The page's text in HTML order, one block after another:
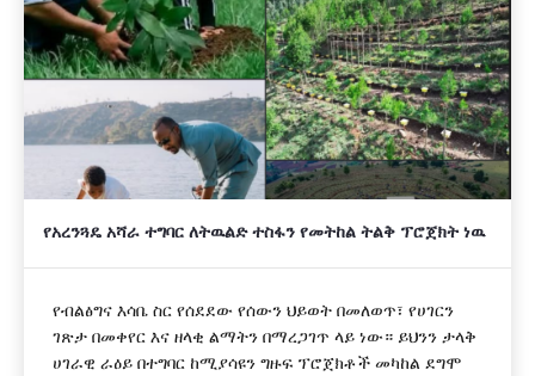
የአረንጓዴ አሻራ ተግባር ለትዉልድ ተስፋን የመትከል ትልቅ ፕሮጀክት ነዉ
የብልፅግና እሳቤ ስር የሰደደው የሰውን ህይወት በመለወጥ፣ የሀገርን
ገጽታ በመቀየር እና ዘላቂ ልማትን በማረጋገጥ ላይ ነው። ይህንን ታላቅ
ሀገራዊ ራዕይ በተግባር ከሚያሳዩን ግዙፍ ፕሮጀክቶች መካከል ደግሞ